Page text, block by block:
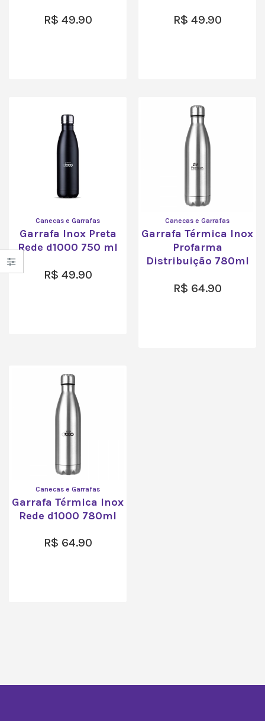
R$ 49.90 R$ 49.90
Canecas e Garrafas
Garrafa Inox Preta
Rede d1000 750 ml
R$ 49.90
Canecas e Garrafas
Garrafa Térmica Inox
Profarma
Distribuição 780ml
R$ 64.90
Canecas e Garrafas
Garrafa Térmica Inox
Rede d1000 780ml
R$ 64.90